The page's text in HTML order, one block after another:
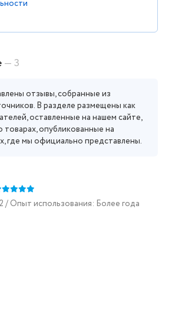
— 3
отзывы, собранные из
В разделе размещены как
оставленные на нашем сайте,
товарах, опубликованные на
где мы официально представлены.
/ Опыт использования: Более года